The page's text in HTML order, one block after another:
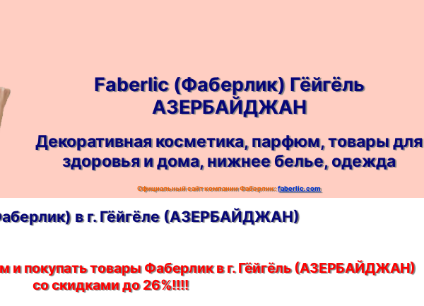
Faberlic (Фаберлик) Гёйгёль
АЗЕРБАЙДЖАН
Декоративная косметика, парфюм, товары для
здоровья и дома, нижнее белье, одежда
Официальный сайт компании Фаберлик:faberlic.com
в г. Гёйгёле (АЗЕРБАЙДЖАН)
и покупать товары Фаберлик в г. Гёйгёль (АЗЕРБАЙДЖАН)
со скидками до 26%!!!!